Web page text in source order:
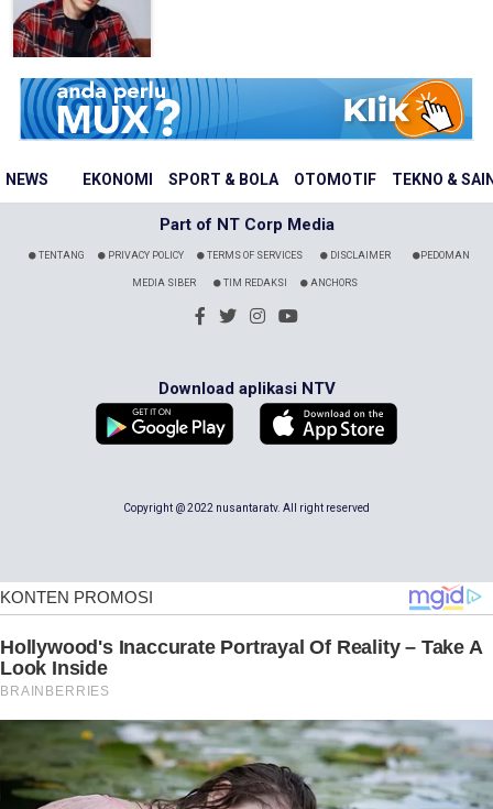
NEWS EKONOMI SPORT & BOLA OTOMOTIF TEKNO &
Part of NT Corp Media
TENTANG PRIVACY POLICY TERMS OF SERVICES DISCLAIMER PEDOMAN
MEDIA SIBER TIM REDAKSI ANCHORS
Download aplikasi NTV
Copyright @ 2022 nusantaratv. All right reserved